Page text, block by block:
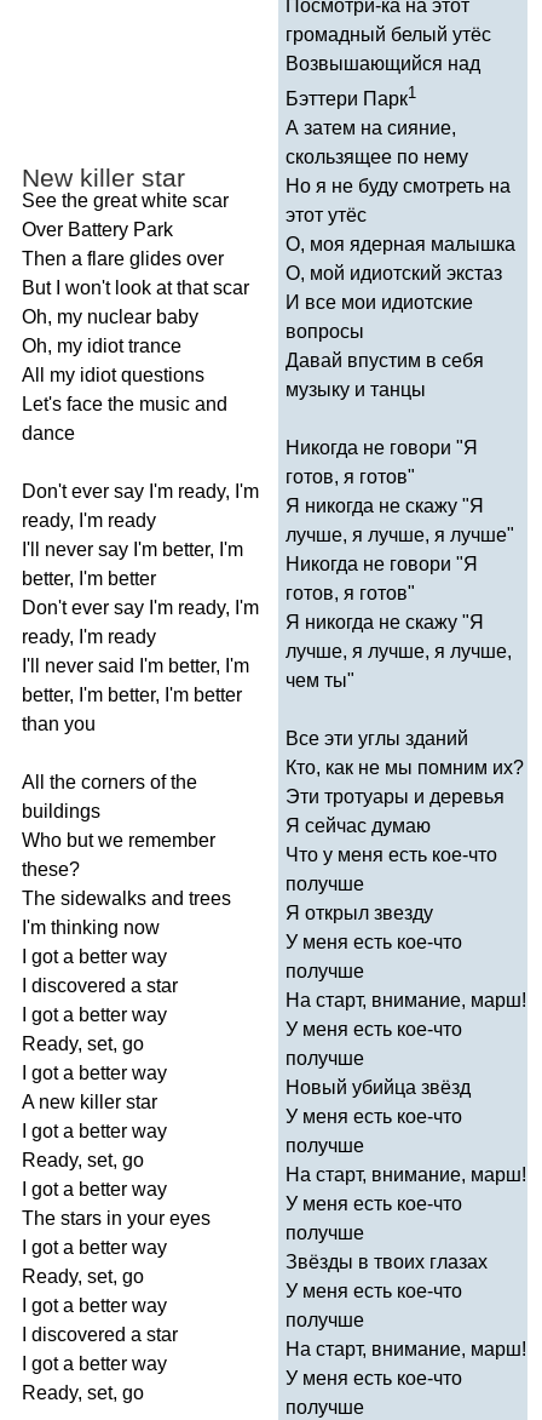
New killer star
See the great white scar
Over Battery Park
Then a flare glides over
But
won't look at that scar
Oh, my nuclear baby
Oh, my idiot trance
All
my idiot questions
Let's face the music and
dance
Don't ever say I'm ready, I'm
ready, I'm ready
I'll
never say I'm better, I'm
better, I'm better
Don't ever say I'm ready, I'm
ready, I'm ready
I'll
never said I'm better, I'm
better, I'm better, I'm better
than you
All the corners of the
buildings
Who but we remember
these?
The sidewalks and trees
I'm thinking now
got a better way
discovered a star
got a better way
Ready, set, go
got a better way
A new killer star
got a better way
Ready, set, go
got a better way
The stars in your eyes
got a better way
Ready, set, go
got a better way
discovered a star
got a better way
Ready, set, go
Посмотри-ка на этот
громадный белый утёс
Возвышающийся над
Бэттери Парк1
А затем на сияние,
скользящее по нему
Но я не буду смотреть на
этот утёс
О, моя ядерная малышка
О, мой идиотский экстаз
И все мои идиотские
вопросы
Давай впустим в себя
музыку и танцы
Никогда не говори "Я
готов, я готов"
Я никогда не скажу "Я
лучше, я лучше, я лучше"
Никогда не говори "Я
готов, я готов"
Я никогда не скажу "Я
лучше, я лучше, я лучше,
чем ты"
Все эти углы зданий
Кто, как не мы помним их?
Эти тротуары и деревья
Я сейчас думаю
Что у меня есть кое-что
получше
Я открыл звезду
У меня есть кое-что
получше
На старт, внимание, марш!
У меня есть кое-что
получше
Новый убийца звёзд
У меня есть кое-что
получше
На старт, внимание, марш!
У меня есть кое-что
получше
Звёзды в твоих глазах
У меня есть кое-что
получше
На старт, внимание, марш!
У меня есть кое-что
получше